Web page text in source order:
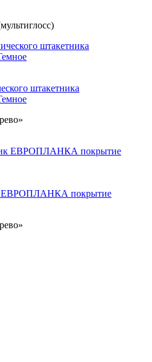
штакетника
ЕВРОПЛАНКА покрытие